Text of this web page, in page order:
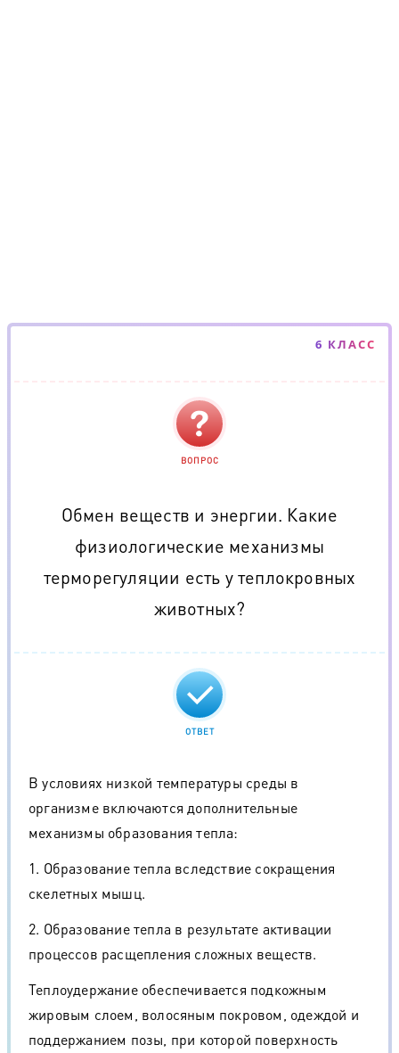
6 КЛАСС
ВОПРОС
Обмен веществ и энергии. Какие
физиологические механизмы
терморегуляции есть у теплокровных
животных?
ОТВЕТ
В условиях низкой температуры среды в
организме включаются дополнительные
механизмы образования тепла:
1. Образование тепла вследствие сокращения
скелетных мышц.
2. Образование тепла в результате активации
процессов расщепления сложных веществ.
Теплоудержание обеспечивается подкожным
жировым слоем, волосяным покровом, одеждой и
поддержанием позы, при которой поверхность